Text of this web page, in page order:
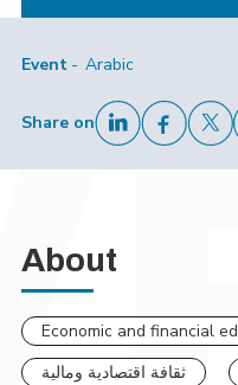
Event Arabic
Share on
About
Economic and financial
ثقافة اقتصادية ومالية